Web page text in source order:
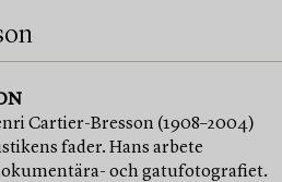
Cartier-Bresson (1908–2004)
fader. Hans arbete
och gatufotografiet.